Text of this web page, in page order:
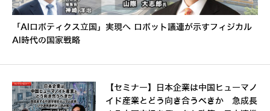
「AIロボティクス立国」実現へ ロボット議連が示すフィジカル
AI時代の国家戦略
【セミナー】日本企業は中国ヒューマノ
イド産業とどう向き合うべきか 急成長